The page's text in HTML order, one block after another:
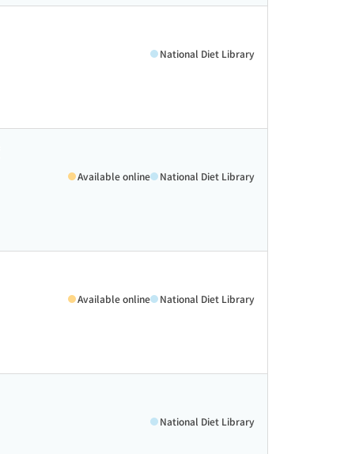
National Diet Library
Available online National Diet Library
Available online National Diet Library
National Diet Library